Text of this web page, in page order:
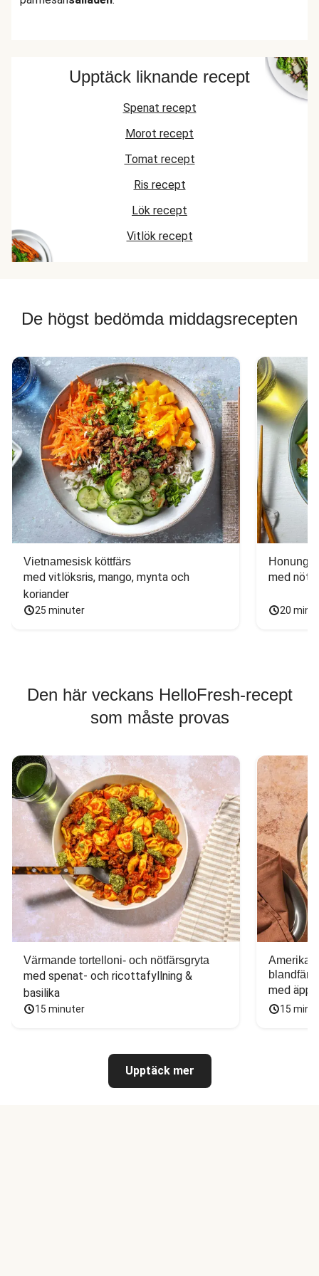
Upptäck liknande recept
Spenat recept
Morot recept
Tomat recept
Ris recept
Lök recept
Vitlök recept
De högst bedömda middagsrecepten
Vietnamesisk köttfärs
med vitlöksris, mango, mynta och
koriander
25 minuter
med
20
Den här veckans HelloFresh-recept
som måste provas
Värmande tortelloni- och nötfärsgryta
med spenat- och ricottafyllning &
basilika
15 minuter
blandfärs
med
15
Upptäck mer